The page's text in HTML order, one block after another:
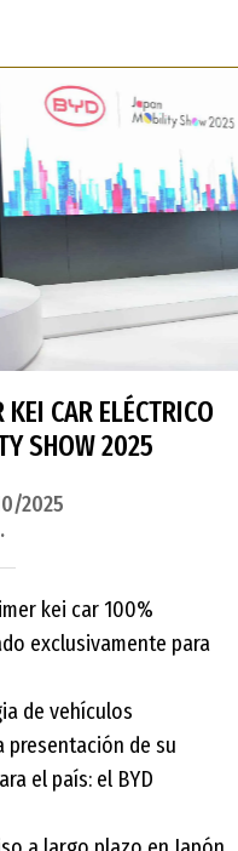
CAR ELÉCTRICO
SHOW 2025
2025
kei car 100%
exclusivamente para
de vehículos
presentación de su
el país: el BYD